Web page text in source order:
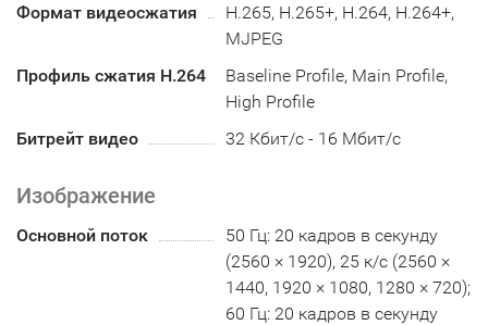
Формат видеосжатия
H.265, H.265+, H.264, H.264+,
MJPEG
Профиль сжатия H.264
Baseline Profile, Main Profile,
High Profile
Битрейт видео
32 Кбит/с - 16 Мбит/с
Изображение
Основной поток
50 Гц: 20 кадров в секунду
(2560 × 1920), 25 к/с (2560 ×
1440, 1920 × 1080, 1280 × 720);
60 Гц: 20 кадров в секунду